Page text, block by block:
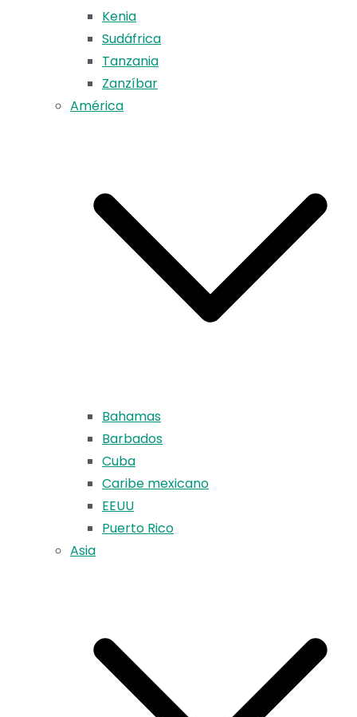
Kenia
Sudáfrica
Tanzania
Zanzíbar
América
Bahamas
Barbados
Cuba
Caribe mexicano
EEUU
Puerto Rico
Asia